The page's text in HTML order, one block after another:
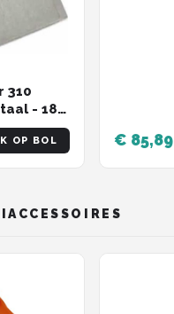
310
- 18
OP BOL € 85,89